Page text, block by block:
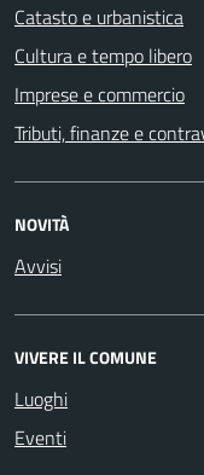
Catasto e urbanistica
Cultura e tempo libero
Imprese e commercio
Tributi, finanze e
NOVITÀ
Avvisi
VIVERE IL COMUNE
Luoghi
Eventi